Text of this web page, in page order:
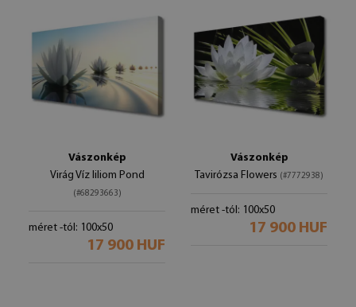
Vászonkép
Virág Víz liliom Pond
(#68293663)
méret -tól: 100x50
17 900 HUF
Vászonkép
Tavirózsa Flowers (#7772938)
méret -tól: 100x50
17 900 HUF